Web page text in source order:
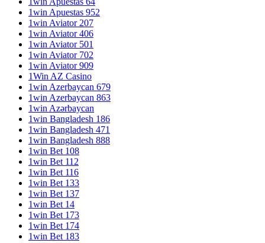
1win Apuestas 952
1win Aviator 207
1win Aviator 406
1win Aviator 501
1win Aviator 702
1win Aviator 909
1Win AZ Casino
1win Azerbaycan 679
1win Azerbaycan 863
1win Azərbaycan
1win Bangladesh 186
1win Bangladesh 471
1win Bangladesh 888
1win Bet 108
1win Bet 112
1win Bet 116
1win Bet 133
1win Bet 137
1win Bet 14
1win Bet 173
1win Bet 174
1win Bet 183